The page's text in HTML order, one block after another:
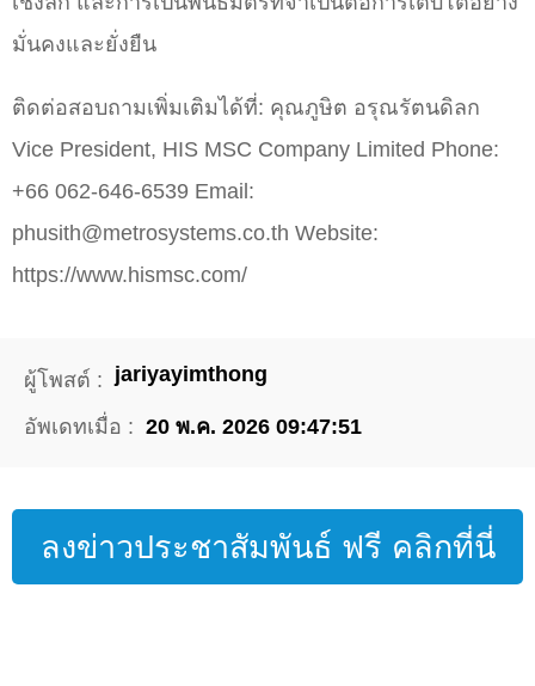
มั่นคงและยั่งยืน
ติดต่อสอบถามเพิ่มเติมได้ที่: คุณภูษิต อรุณรัตนดิลก
Vice President, HIS MSC Company Limited Phone:
+66 062-646-6539 Email:
phusith@metrosystems.co.th Website:
https://www.hismsc.com/
ผู้โพสต์ : jariyayimthong
อัพเดทเมื่อ : 20 พ.ค. 2026 09:47:51
ลงข่าวประชาสัมพันธ์ ฟรี คลิกที่นี่